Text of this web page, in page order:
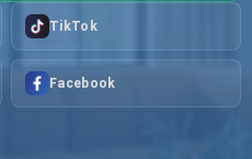
TikTok
Facebook